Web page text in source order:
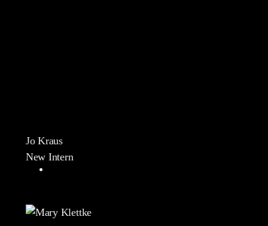
Jo Kraus
New Intern